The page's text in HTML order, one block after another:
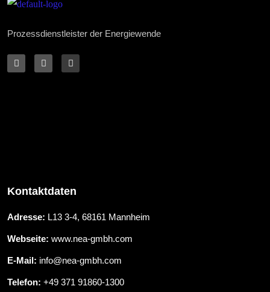
Prozessdienstleister der Energiewende
Kontaktdaten
Adresse: L13 3-4, 68161 Mannheim
Webseite: www.nea-gmbh.com
E-Mail: info@nea-gmbh.com
Telefon: +49 371 91860-1300